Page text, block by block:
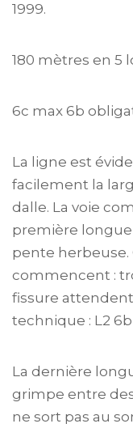
1999.
180 mètres en 5
6c max 6b
La ligne est
facilement la
dalle. La voie
première
pente herbeuse.
commencent :
fissure
technique : L2 6b
La dernière
grimpe entre
ne sort pas au